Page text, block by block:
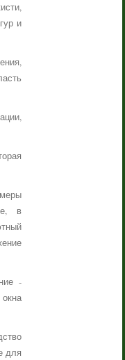
и
в
-
для